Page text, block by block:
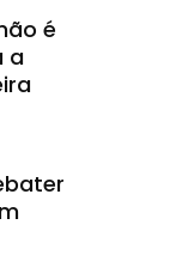
é
a